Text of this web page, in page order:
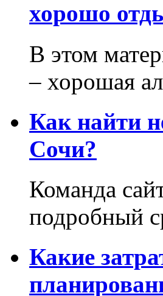
хорошо
В этом
– хорошая
Как найти
Сочи?
Команда
подробный
Какие